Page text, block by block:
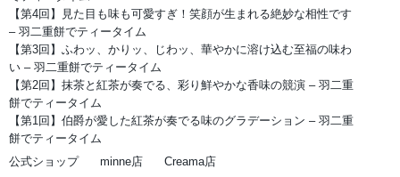
【第4回】見た目も味も可愛すぎ！笑顔が生まれる絶妙な相性です
– 羽二重餅でティータイム
【第3回】ふわッ、かりッ、じわッ、華やかに溶け込む至福の味わ
い – 羽二重餅でティータイム
【第2回】抹茶と紅茶が奏でる、彩り鮮やかな香味の競演 – 羽二重
餅でティータイム
【第1回】伯爵が愛した紅茶が奏でる味のグラデーション – 羽二重
餅でティータイム
公式ショップ
minne店 Creama店